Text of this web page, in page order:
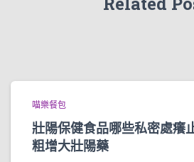
喵樂餐包
壯陽保健食品哪些私密處癢
粗增大壯陽藥